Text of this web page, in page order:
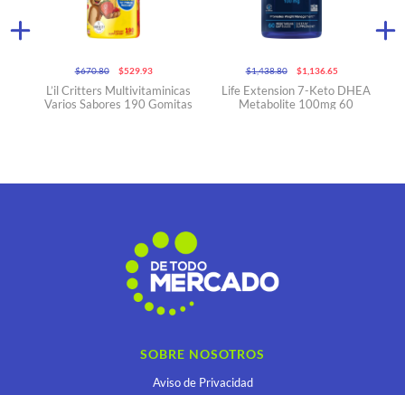
$670.80 $529.93
L’il Critters Multivitaminicas
Varios Sabores 190 Gomitas
$1,438.80 $1,136.65
Life Extension 7-Keto DHEA
Metabolite 100mg 60
SOBRE NOSOTROS
Aviso de Privacidad